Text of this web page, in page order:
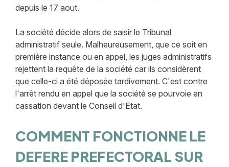
depuis le 17 aout.
La société décide alors de saisir le Tribunal
administratif seule. Malheureusement, que ce soit en
première instance ou en appel, les juges administratifs
rejettent la requête de la société car ils considèrent
que celle-ci a été déposée tardivement. C'est contre
l'arrêt rendu en appel que la société se pourvoie en
cassation devant le Conseil d'Etat.
COMMENT FONCTIONNE LE
DEFERE PREFECTORAL SUR